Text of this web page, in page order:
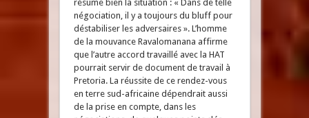
résume bien la situation : « Dans de telle
négociation, il y a toujours du bluff pour
déstabiliser les adversaires ». L’homme
de la mouvance Ravalomanana affirme
que l’autre accord travaillé avec la HAT
pourrait servir de document de travail à
Pretoria. La réussite de ce rendez-vous
en terre sud-africaine dépendrait aussi
de la prise en compte, dans les